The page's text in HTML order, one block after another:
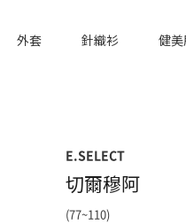
外套 針織衫 健
E.SELECT
切爾穆阿
(77~110)